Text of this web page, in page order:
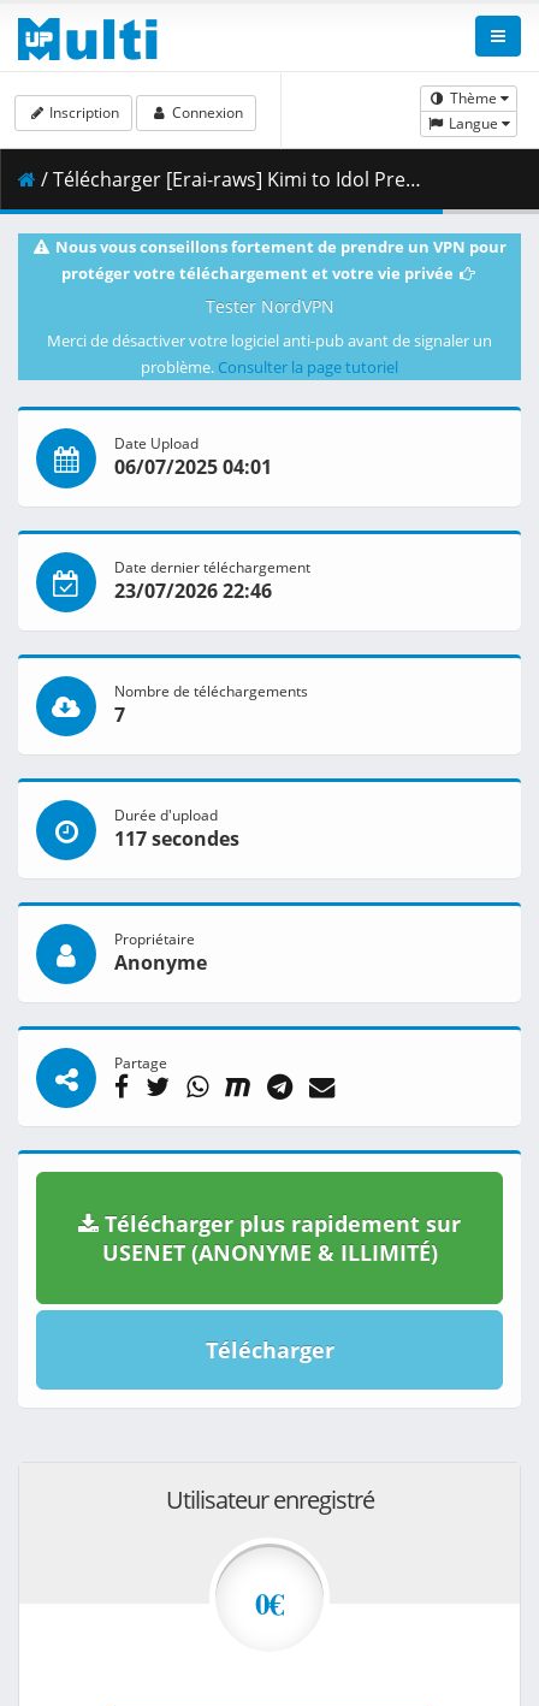
Thème
Langue
Inscription Connexion
/ Télécharger [Erai-raws] Kimi to Idol Precure - 22 [1080p CR WEB-DL AVC AAC][MultiSub][CC18F67F].mkv.003 ( 474.70 MB )
Nous vous conseillons fortement de prendre un VPN pour
protéger votre téléchargement et votre vie privée
Tester NordVPN
Merci de désactiver votre logiciel anti-pub avant de signaler un
problème. Consulter la page tutoriel
Date Upload
06/07/2025 04:01
Date dernier téléchargement
23/07/2026 22:46
Nombre de téléchargements
7
Durée d'upload
117 secondes
Propriétaire
Anonyme
Partage
Télécharger plus rapidement sur
USENET (ANONYME & ILLIMITÉ)
Télécharger
Utilisateur enregistré
0€